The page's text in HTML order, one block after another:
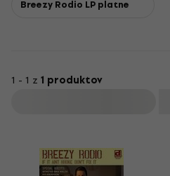
Breezy Rodio LP platne
1 - 1 z 1 produktov